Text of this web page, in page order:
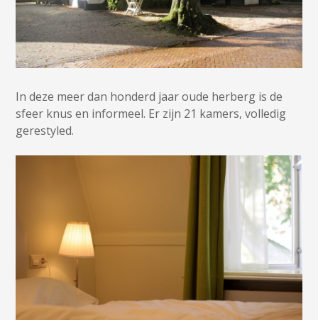
In deze meer dan honderd jaar oude herberg is de
sfeer knus en informeel. Er zijn 21 kamers, volledig
gerestyled.